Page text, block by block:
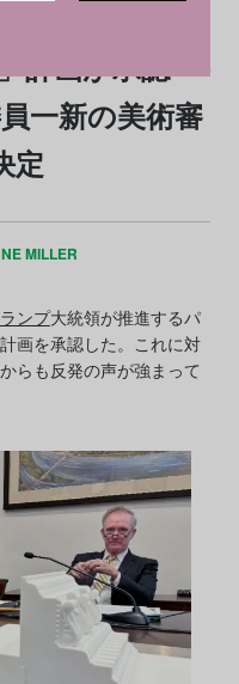
計画が承認──
一新の美術審
定
MILLER
ランプ大統領が推進するパ
画を承認した。これに対
らも反発の声が強まって